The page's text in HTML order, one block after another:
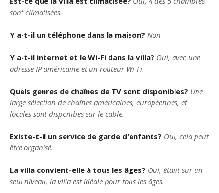
sont climatisées.
Y a-t-il un téléphone dans la maison? Non
Y a-t-il internet et le Wi-Fi dans la villa? Oui, avec une
adresse IP américaine et un routeur Wi-Fi.
Quels genres de chaînes de TV sont disponibles? Une
large sélection de chaînes américaines, européennes, et
locales sont disponibes sur le cable.
Existe-t-il un service de garde d'enfants? Oui, cela peut
être organisé.
La villa convient-elle à tous les âges? Oui, étant sur un
seul niveau, la villa est idéale pour tous les âges.